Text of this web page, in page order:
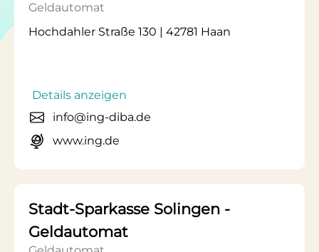
Geldautomat
Hochdahler Straße 130 | 42781 Haan
Details anzeigen
info@ing-diba.de
www.ing.de
Stadt-Sparkasse Solingen -
Geldautomat